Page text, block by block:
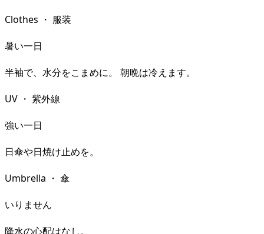
Clothes ・ 服装
暑い一日
半袖で、水分をこまめに。 朝晩は冷えます。
UV ・ 紫外線
強い一日
日傘や日焼け止めを。
Umbrella ・ 傘
いりません
降水の心配はなし。